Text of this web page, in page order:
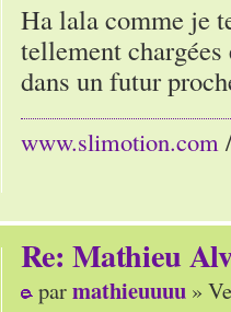
Ha lala comme je
tellement
dans un futur
www.slimotion.com
Re: Mathieu
parmathieuuuu »